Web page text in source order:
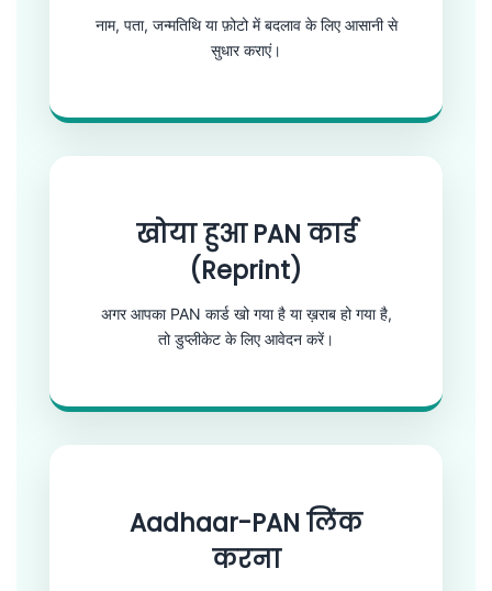
नाम, पता, जन्मतिथि या फ़ोटो में बदलाव के लिए आसानी से
सुधार कराएं।
खोया हुआ PAN कार्ड
(Reprint)
अगर आपका PAN कार्ड खो गया है या ख़राब हो गया है,
तो डुप्लीकेट के लिए आवेदन करें।
Aadhaar-PAN लिंक
करना